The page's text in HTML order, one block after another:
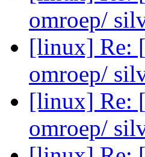
omroep/
[linux] Re:
omroep/
[linux] Re:
omroep/